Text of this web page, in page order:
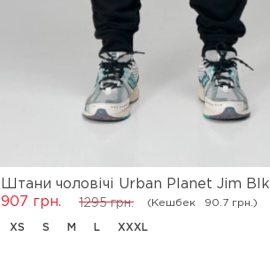
Штани чоловічі Urban Planet Jim Blk
1295 грн.
907 грн. (Кешбек 90.7 грн.)
XS S M L XXXL